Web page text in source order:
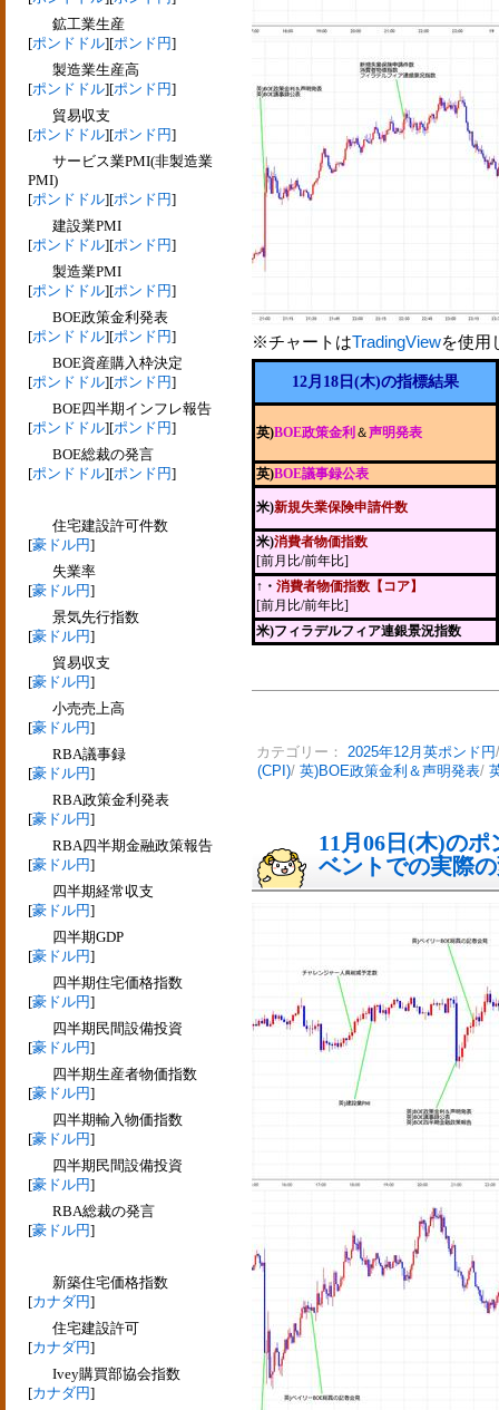
鉱工業生産
[ポンドドル][ポンド円]
製造業生産高
[ポンドドル][ポンド円]
貿易収支
[ポンドドル][ポンド円]
サービス業PMI(非製造業
PMI)
[ポンドドル][ポンド円]
建設業PMI
[ポンドドル][ポンド円]
製造業PMI
[ポンドドル][ポンド円]
BOE政策金利発表
[ポンドドル][ポンド円]
BOE資産購入枠決定
[ポンドドル][ポンド円]
BOE四半期インフレ報告
[ポンドドル][ポンド円]
BOE総裁の発言
[ポンドドル][ポンド円]
住宅建設許可件数
[豪ドル円]
失業率
[豪ドル円]
景気先行指数
[豪ドル円]
貿易収支
[豪ドル円]
小売売上高
[豪ドル円]
RBA議事録
[豪ドル円]
RBA政策金利発表
[豪ドル円]
RBA四半期金融政策報告
[豪ドル円]
四半期経常収支
[豪ドル円]
四半期GDP
[豪ドル円]
四半期住宅価格指数
[豪ドル円]
四半期民間設備投資
[豪ドル円]
四半期生産者物価指数
[豪ドル円]
四半期輸入物価指数
[豪ドル円]
四半期民間設備投資
[豪ドル円]
RBA総裁の発言
[豪ドル円]
新築住宅価格指数
[カナダ円]
住宅建設許可
[カナダ円]
Ivey購買部協会指数
[カナダ円]
※チャートはTradingViewを使用
12月18日(木)の指標結果
英)BOE政策金利 ＆声明発表
英)BOE議事録公表
米)新規失業保険申請件数
米)消費者物価指数
[前月比/前年比]
↑・ 消費者物価指数【コア】
[前月比/前年比]
米)フィラデルフィア連銀景況指数
カテゴリー： 2025年12月英ポンド円
(CPI)/ 英)BOE政策金利＆声明発表/
11月06日(木)の
ベントでの実際